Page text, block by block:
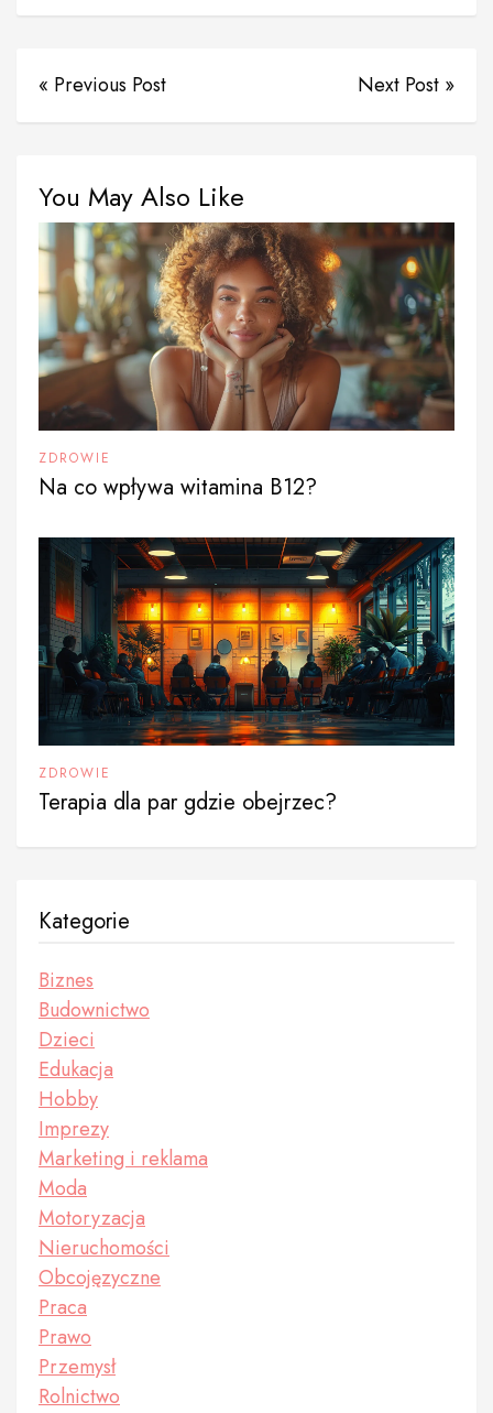
« Previous Post Next Post »
You May Also Like
ZDROWIE
Na co wpływa witamina B12?
ZDROWIE
Terapia dla par gdzie obejrzec?
Kategorie
Biznes
Budownictwo
Dzieci
Edukacja
Hobby
Imprezy
Marketing i reklama
Moda
Motoryzacja
Nieruchomości
Obcojęzyczne
Praca
Prawo
Przemysł
Rolnictwo